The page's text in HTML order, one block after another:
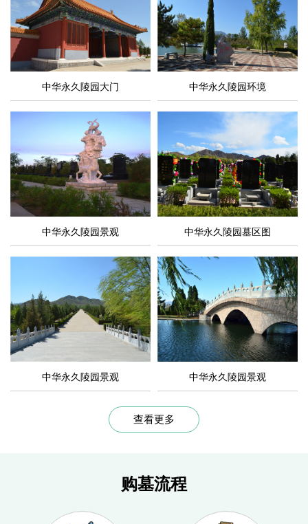
官厅中华永久陵园背靠燕山山脉龙宝山，面眺官厅湖水；西临
天漠旅游区，上谷郡遗址，官厅水库；东临八达岭长城旅游区；距
北京市中心只有1个小时车程，京藏、京礼高速直达，交通便捷。
2019年底京张高铁全线贯通，届时只需半小时就能到达园区。北京
野生动物园等著名景区，使您在缅怀亲情，追思故人的同时放松心
情，感受自然。
官厅中华永久陵园一直以真挚温情的服务受到客户的信任与赞
喻，我们的销售服务人员实行全程陪同，情感化跟踪服务。陵园整
真挚温情的服务，始终如一的承诺”，努力营造一个“生者慰藉，逝者
中华永久陵园大门 中华永久陵园环境
中华永久陵园景观 中华永久陵园墓区图
中华永久陵园景观 中华永久陵园景观
查看更多
购墓流程
提交信息